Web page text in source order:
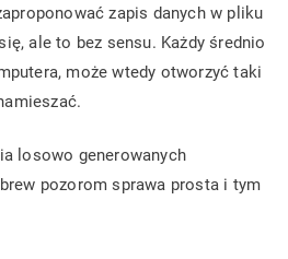
zapis danych w pliku
ale to bez sensu. Każdy średnio
może wtedy otworzyć taki
losowo generowanych
pozorom sprawa prosta i tym